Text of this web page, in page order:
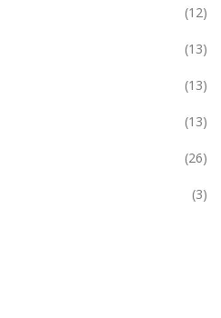
(12)
(13)
(13)
(13)
(26)
(3)